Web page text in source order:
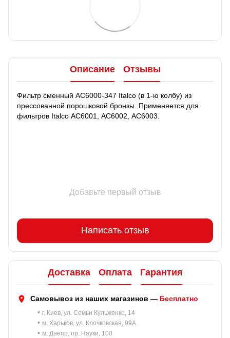
Описание Отзывы
Фильтр сменный АС6000-347 Italco (в 1-ю колбу) из
прессованной порошковой бронзы. Применяется для
фильтров Italco АС6001, АС6002, АС6003.
Добавьте первый отзыв
Написать отзыв
Доставка Оплата Гарантия
Самовывоз из наших магазинов — Бесплатно
• г. Киев, ул. Семьи Кульженко, 14
• м. Харьков, ул. Клочковская, 99A
• м. Днепр, пр. Науки, 100